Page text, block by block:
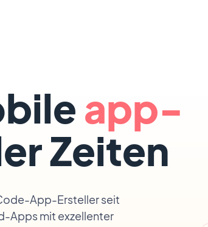
app-
Zeiten
App-Ersteller seit
Apps mit exzellenter